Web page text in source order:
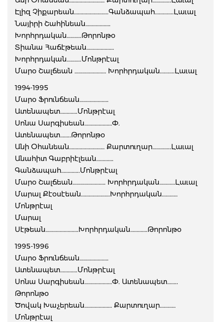
Էլիզ Չիքարեան……………………..Գանձապահ…………..Լաւալ
Նայիրի Շահինեան……………….
Խորհրդական………..Թորոնթօ
Տիանա Հաճէթեան…………………
Խորհրդական………..Մոնթրէալ
Մարօ Շալճեան …………………… Խորհրդական………..Լաւալ
1994-1995
Մարօ Ֆրունճեան………………….
Ատենապետ………….Մոնթրէալ
Սոնա Սարգիսեան…………………Փ.
Ատենապետ……..Թորոնթօ
Անի Օհանեան……………………… Քարտուղար…………..Լաւալ
Անահիտ Գաբրիէլեան………….
Գանձապահ…………..Մոնթրէալ
Մարօ Շալճեան……………………. Խորհրդական…………Լաւալ
Մարալ Քէօսէեան………………….Խորհրդական…………
Մոնթրէալ
Մարալ
Սէթեան…………………….Խորհրդական………….Թորոնթօ
1995-1996
Մարօ Ֆրունճեան………………….
Ատենապետ………….Մոնթրէալ
Սոնա Սարգիսեան…………………Փ. Ատենապետ……..
Թորոնթօ
Ծովակ Խաչերեան………………… Քարտուղար…………
Մոնթրէալ